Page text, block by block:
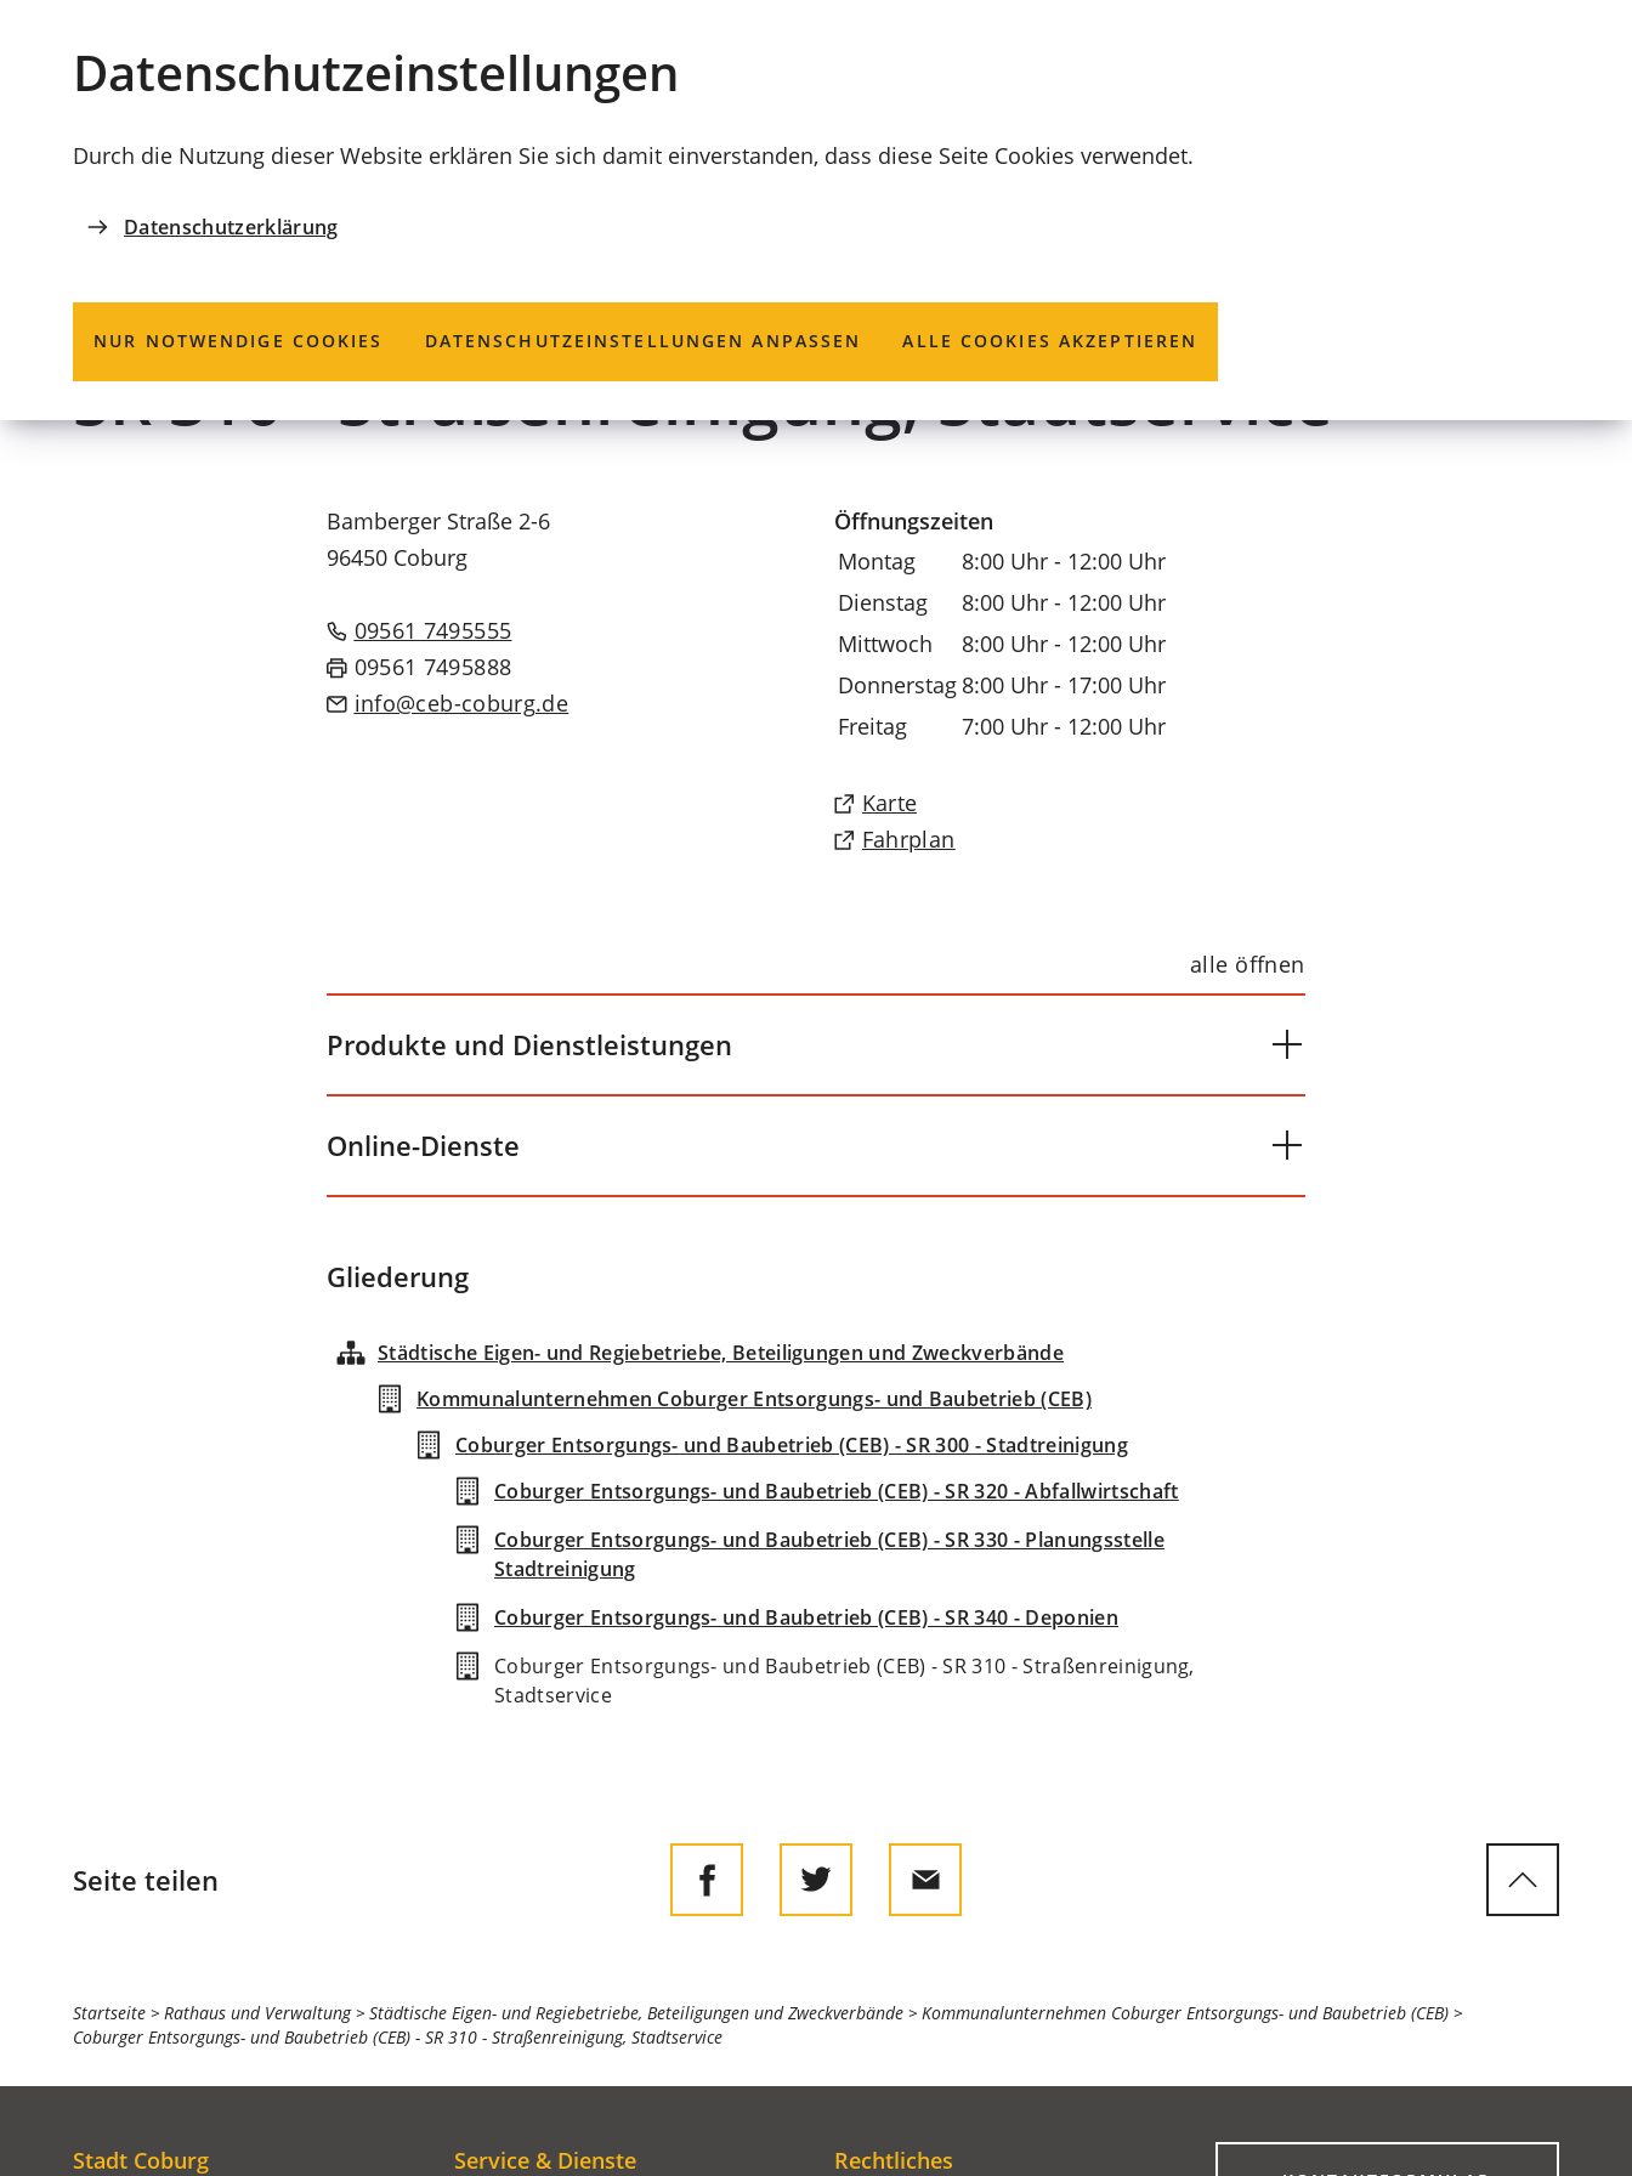
Datenschutz­einstellungen
Durch die Nutzung dieser Website erklären Sie sich damit einverstanden, dass diese Seite Cookies verwendet.
Datenschutzerklärung
NUR NOTWENDIGE COOKIES DATENSCHUTZ­EINSTELLUNGEN ANPASSEN ALLE COOKIES AKZEPTIEREN
Coburg
KOMMUNALUNTERNEHMEN COBURGER ENTSORGUNGS- UND BAUBETRIEB (CEB)
Coburger Entsorgungs- und Baubetrieb (CEB) -
SR 310 - Straßenreinigung, Stadtservice
Bamberger Straße 2-6
96450 Coburg
09561 7495555
09561 7495888
info
ceb-coburg de
Öffnungszeiten
Montag
8:00 Uhr - 12:00 Uhr
Dienstag
8:00 Uhr - 12:00 Uhr
Mittwoch
8:00 Uhr - 12:00 Uhr
Donnerstag 8:00 Uhr - 17:00 Uhr
Freitag
7:00 Uhr - 12:00 Uhr
Karte
(Öffnet
in Fahrplan
(Öffnet
alle öffnen
Produkte und Dienstleistungen
Online-Dienste
Gliederung
Städtische Eigen- und Regiebetriebe, Beteiligungen und Zweckverbände
Kommunalunternehmen Coburger Entsorgungs- und Baubetrieb (CEB)
Coburger Entsorgungs- und Baubetrieb (CEB) - SR 300 - Stadtreinigung
Coburger Entsorgungs- und Baubetrieb (CEB) - SR 320 - Abfallwirtschaft
Coburger Entsorgungs- und Baubetrieb (CEB) - SR 330 - Planungsstelle
Stadtreinigung
Coburger Entsorgungs- und Baubetrieb (CEB) - SR 340 - Deponien
Coburger Entsorgungs- und Baubetrieb (CEB) - SR 310 - Straßenreinigung,
Stadtservice
Seite teilen
Sie
befinden
sich
Startseite Rathaus und Verwaltung Städtische Eigen- und Regiebetriebe, Beteiligungen und Zweckverbände
Kommunalunternehmen Coburger Entsorgungs- und Baubetrieb (CEB)
Coburger Entsorgungs- und Baubetrieb (CEB) - SR 310 - Straßenreinigung, Stadtservice
Stadt Coburg Service & Dienste Rechtliches